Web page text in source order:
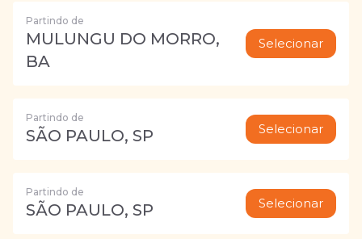
Partindo de
MULUNGU DO MORRO,
BA
Selecionar
Partindo de
SÃO PAULO, SP Selecionar
Partindo de
SÃO PAULO, SP Selecionar